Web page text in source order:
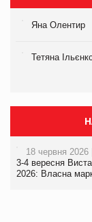
Яна Олентир
Тетяна
18 червня 2026 |
3-4 вересня
2026: Власна